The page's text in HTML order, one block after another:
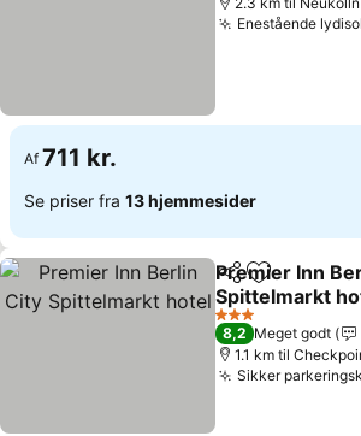
Enestående
Af 711 kr.
Se priser fra 13 hjemmesider
Del Føj til
Premier Inn
Spittelmarkt
3 Stjerner
8,2 Meget godt
1.1 km til
Sikker